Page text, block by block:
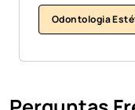
Odontologia